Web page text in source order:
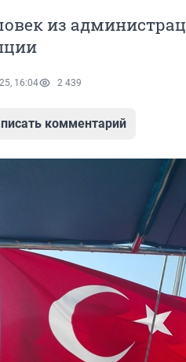
из
16:04 2 439
комментарий